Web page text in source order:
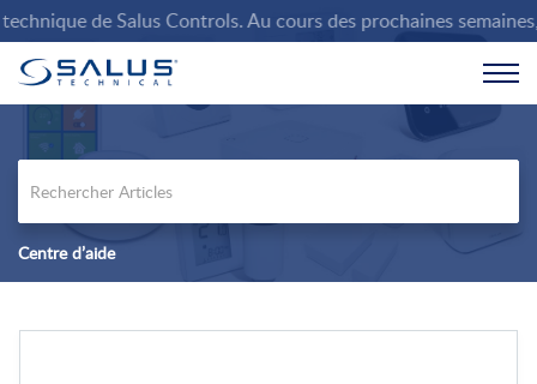
de Salus Controls. Au cours des prochaines
Centre d’aide